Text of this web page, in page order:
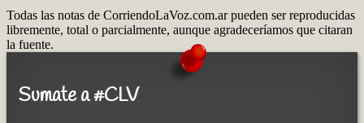
Todas las notas de CorriendoLaVoz.com.ar pueden ser reproducidas
libremente, total o parcialmente, aunque agradeceríamos que citaran
la fuente.
Sumate a #CLV